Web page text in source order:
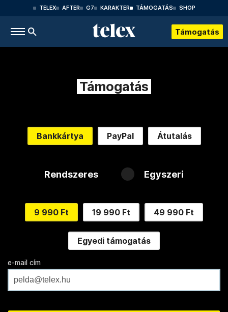
TELEX AFTER G7 KARAKTER TÁMOGATÁS SHOP
Támogatás
Támogatás
Bankkártya PayPal Átutalás
Rendszeres Egyszeri
9 990 Ft 19 990 Ft 49 990 Ft
Egyedi támogatás
e-mail cím